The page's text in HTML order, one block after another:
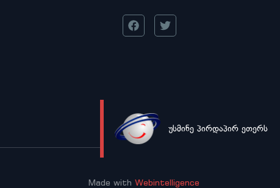
LIVEუსმინე პირდაპირ ეთერს
Made with Webintelligence